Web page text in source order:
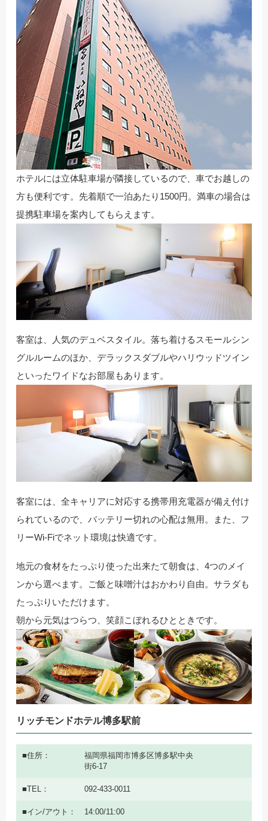
ホテルには立体駐車場が隣接しているので、車でお越しの
方も便利です。先着順で一泊あたり1500円。満車の場合は
提携駐車場を案内してもらえます。
客室は、人気のデュベスタイル。落ち着けるスモールシン
グルルームのほか、デラックスダブルやハリウッドツイン
といったワイドなお部屋もあります。
客室には、全キャリアに対応する携帯用充電器が備え付け
られているので、バッテリー切れの心配は無用。また、フ
リーWi-Fiでネット環境は快適です。
地元の食材をたっぷり使った出来たて朝食は、4つのメイ
ンから選べます。ご飯と味噌汁はおかわり自由。サラダも
たっぷりいただけます。
朝から元気はつらつ、笑顔こぼれるひとときです。
リッチモンドホテル博多駅前
住所
福岡県福岡市博多区博多駅中央
街6-17
TEL 092-433-0011
イン/アウト 14:00/11:00